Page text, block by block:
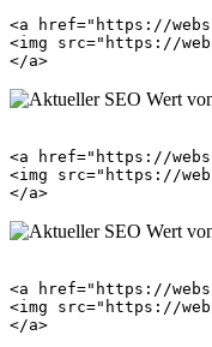
<a href="https://
<img src="https://
<a href="https://
<img src="https://
<a href="https://
<img src="https://